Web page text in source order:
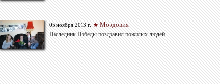
05 ноября 2013 г. Мордовия
Наследник Победы поздравил пожилых людей